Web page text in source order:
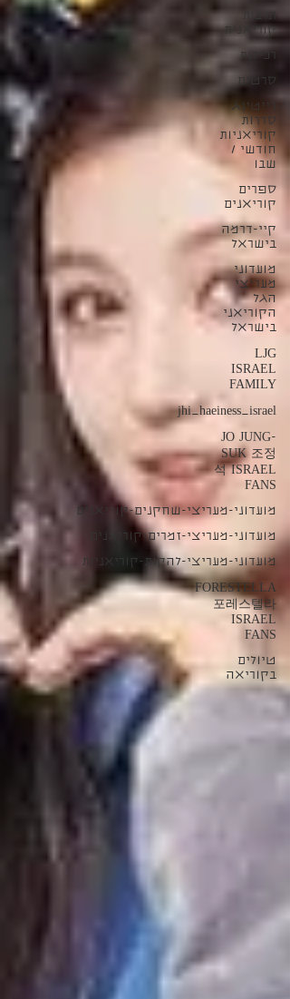
תרבות
קוריאנית
רכילות
סרטים
רייטינג
סדרות
קוריאניות
חודשי /
שבו
ספרים
קוריאנים
קיי-דרמה
בישראל
מועדוני
מעריצי
הגל
הקוריאני
בישראל
LJG
ISRAEL
FAMILY
jhi_haeiness_israel
JO JUNG-
SUK 조정
석 ISRAEL
FANS
מועדוני-מעריצי-שחקנים-קוריאנים
מועדוני-מעריצי-זמרים-קוריאנים
מועדוני-מעריצי-להקות-קוריאניות
FORESTELLA
포레스텔라
ISRAEL
FANS
טיולים
בקוריאה